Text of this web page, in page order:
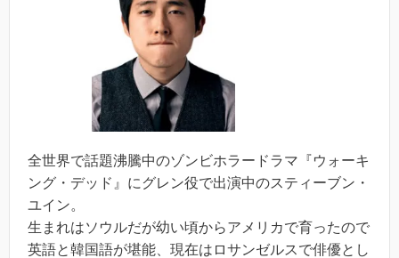
全世界で話題沸騰中のゾンビホラードラマ『ウォーキ
ング・デッド』にグレン役で出演中のスティーブン・
ユイン。
生まれはソウルだが幼い頃からアメリカで育ったので
英語と韓国語が堪能、現在はロサンゼルスで俳優とし